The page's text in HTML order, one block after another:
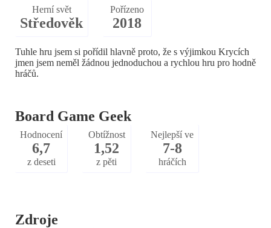
Herní svět
Středověk
Pořízeno
2018
Tuhle hru jsem si pořídil hlavně proto, že s výjimkou Krycích
jmen jsem neměl žádnou jednoduchou a rychlou hru pro hodně
hráčů.
Board Game Geek
Hodnocení
6,7
z deseti
Obtížnost
1,52
z pěti
Nejlepší ve
7-8
hráčích
Zdroje